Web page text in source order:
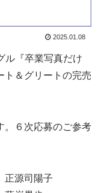
2025.01.08
『卒業写真だけ
ト＆グリートの完売
。６次応募のご参考
正源司陽子